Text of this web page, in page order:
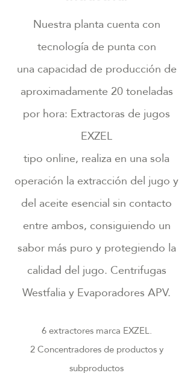
Nuestra planta cuenta con
tecnología de punta con
una capacidad de producción de
aproximadamente 20toneladas
por hora: Extractoras de jugos
EXZEL
tipo online, realiza en una sola
operación la extracción del jugo y
del aceite esencial sin contacto
entre ambos, consiguiendo un
sabor más puro y protegiendo la
calidad del jugo. Centrifugas
Westfalia y Evaporadores APV.
6 extractores marca EXZEL.
2 Concentradores de productos y
subproductos